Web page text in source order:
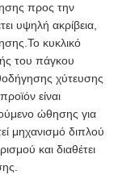
προς την
υψηλή ακρίβεια,
κυκλικό
του πάγκου
χύτευσης
είναι
ώθησης για
μηχανισμό διπλού
και διαθέτει